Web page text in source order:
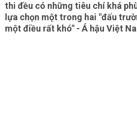
thi đều có những tiêu chí khá
lựa chọn một trong hai "đấu
một điều rất khó" - Á hậu Việt